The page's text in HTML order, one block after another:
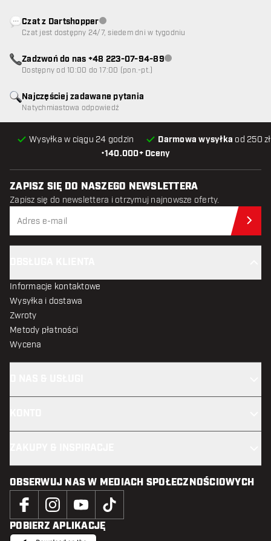
•140.000+ Oceny
Wysyłka w ciągu 24 godzin Darmowa wysyłka od 250
Najczęściej zadawane pytania
Natychmiastowa odpowiedź
Czat z DartshopperObsługa klienta niedostępna
Czat jest dostępny 24/7, siedem dni w tygodniu
Zadzwoń do nas +48 223-07-94-89Obsługa klienta niedostępna
Dostępny od 10:00 do 17:00 (pon.-pt.)
ZAPISZ SIĘ DO NASZEGO NEWSLETTERA
Zapisz się do newslettera i otrzymuj najnowsze oferty.
Informacje kontaktowe
Wysyłka i dostawa
Zwroty
Metody płatności
Wycena
OBSERWUJ NAS W MEDIACH SPOŁECZNOŚCIOWYCH
POBIERZ APLIKACJĘ